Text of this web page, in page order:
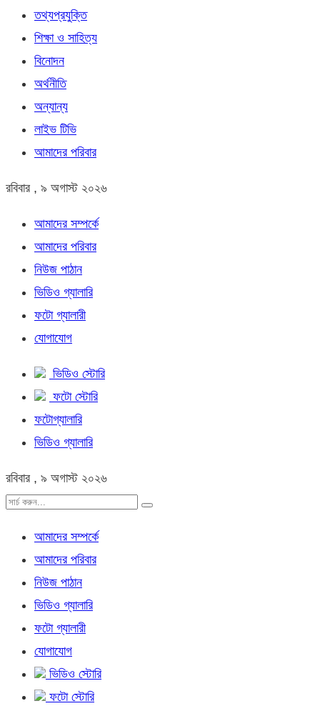
তথ্যপ্রযুক্তি
শিক্ষা ও সাহিত্য
বিনোদন
অর্থনীতি
অন্যান্য
লাইভ টিভি
আমাদের পরিবার
রবিবার , ৯ অগাস্ট ২০২৬
আমাদের সম্পর্কে
আমাদের পরিবার
নিউজ পাঠান
ভিডিও গ্যালারি
ফটো গ্যালারী
যোগাযোগ
ভিডিও স্টোরি
ফটো স্টোরি
ফটোগ্যালারি
ভিডিও গ্যালারি
রবিবার , ৯ অগাস্ট ২০২৬
আমাদের সম্পর্কে
আমাদের পরিবার
নিউজ পাঠান
ভিডিও গ্যালারি
ফটো গ্যালারী
যোগাযোগ
ভিডিও স্টোরি
ফটো স্টোরি